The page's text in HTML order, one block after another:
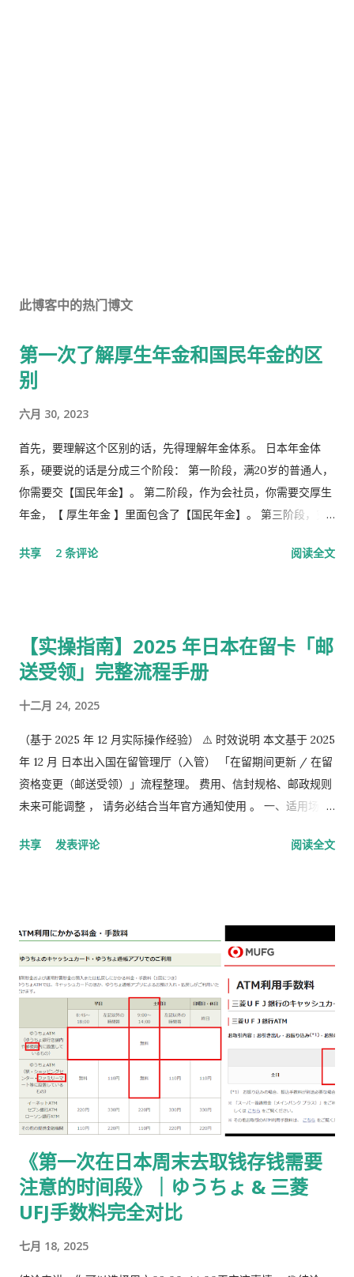
此博客中的热门博文
第一次了解厚生年金和国民年金的区
别
六月 30, 2023
首先，要理解这个区别的话，先得理解年金体系。 日本年金体
系，硬要说的话是分成三个阶段： 第一阶段，满20岁的普通人，
你需要交【国民年金】。 第二阶段，作为会社员，你需要交厚生
年金，【 厚生年金 】里面包含了【国民年金】。 第三阶段，究
槽的。 第1号被保险者：20岁以上60岁未满农业者，自营业者，
共享 2 条评论 阅读全文
【实操指南】2025 年日本在留卡「邮
送受领」完整流程手册
十二月 24, 2025
（基于 2025 年 12 月实际操作经验） ⚠️ 时效说明 本文基于 2025
年 12 月 日本出入国在留管理厅（入管） 「在留期间更新 / 在留
资格变更（邮送受领）」流程整理。 费用、信封规格、邮政规则
未来可能调整 ， 请务必结合当年官方通知使用 。 一、适用场景
完了，请邮寄材料 」的邮件 选择 邮送方式领取新在留卡 需要自
载 PDF（不是费用说明页） 👉
https://www.moj.go.jp/isa/content/930002833.pdf 打印后
填写： 右上角： 申请受理编号 右下角： 本人姓名 在指定的「収
入印紙贴付栏」内： 贴 5,500 日元的收入印纸 可以是 两张或多
张 不重叠、不消印 📌 5,500 日元适用于： 2025 年 4 月 1 日以
后提交的在留期间更新 / 资格变更申请 ② 准备回邮用【レター
パック】 可以使用： 青色：レターパックライト（430 日元）
或红色：レターパックプラス（更稳，但非强制） 回邮用 レター
パック： 提前写好“收件人地址” 可写：本人住址 或 公司地址 不
要封口 可 对折一次 （标准做法） 📌 官方邮件只写「レターパッ
ク」， 没有指定必须 Plus，也没有写必须本人签收 。 ③ 用【简
易书留】寄给入管 把以下 3 样东西一起放入一个 A4 用信封 ：
手数料纳付书（已贴印纸） 当前持有的在留卡 正本 回邮用 レタ
ーパック（对折） 信封要求： 角2 或 角4 都可以 两者都能放 A4
入管、邮局 没有尺寸指定 用你手上的那个即可 到邮局柜台说一
共享 发表评论 阅读全文
《第一次在日本周末去取钱存钱需要
注意的时间段》｜ゆうちょ & 三菱
UFJ手数料完全对比
七月 18, 2025